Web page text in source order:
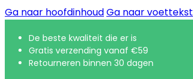
Ga naar hoofdinhoudGa naar voettekst
De beste kwaliteit die er is
Gratis verzending vanaf €59
Retourneren binnen 30 dagen